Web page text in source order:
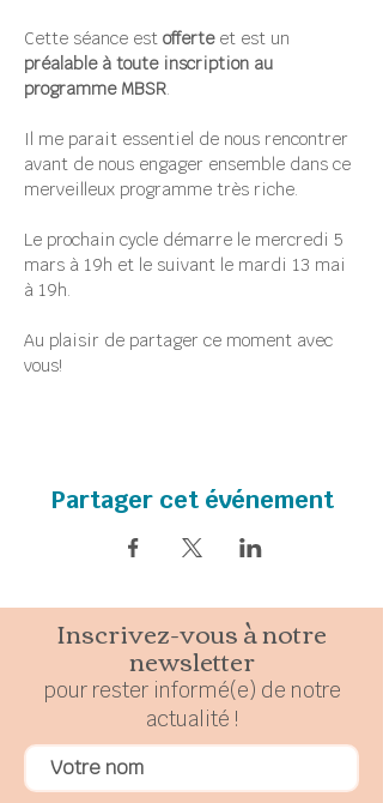
Cette séance est offerte et est un
préalable à toute inscription au
programme MBSR.
Il me parait essentiel de nous rencontrer
avant de nous engager ensemble dans ce
merveilleux programme très riche.
Le prochain cycle démarre le mercredi 5
mars à 19h et le suivant le mardi 13 mai
à 19h.
Au plaisir de partager ce moment avec
vous!
Partager cet événement
Inscrivez-vous à notre
newsletter
pour resterinformé(e) de notre
actualité !